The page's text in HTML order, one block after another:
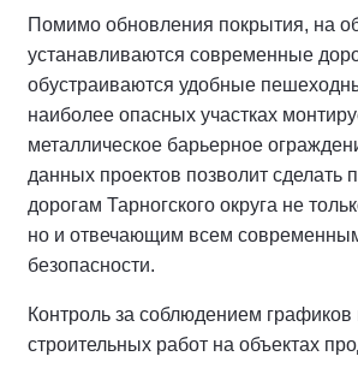
Помимо обновления покрытия, на
устанавливаются современные
обустраиваются удобные
наиболее опасных участках
металлическое барьерное
данных проектов позволит сделать
дорогам Тарногского округа не
но и отвечающим всем
безопасности.
Контроль за соблюдением графиков
строительных работ на объектах